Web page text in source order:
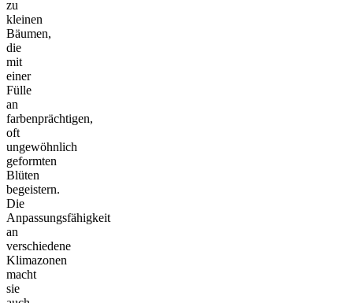
zu
kleinen
Bäumen,
die
mit
einer
Fülle
an
farbenprächtigen,
oft
ungewöhnlich
geformten
Blüten
begeistern.
Die
Anpassungsfähigkeit
an
verschiedene
Klimazonen
macht
sie